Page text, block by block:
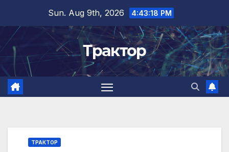
content
Sun. Aug 9th, 2026 4:43:19 PM
Трактор
ТРАКТОР